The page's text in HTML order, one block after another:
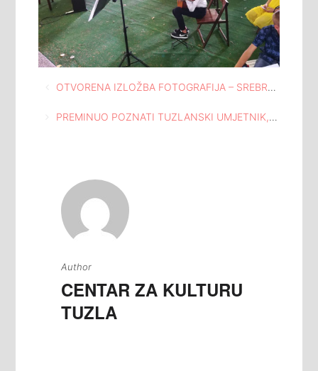
Navigacija
članaka
OTVORENA IZLOŽBA FOTOGRAFIJA – SREBRENICA: ZAJEDNO PROTIV VIRUSA PORICANJA U KUĆI I ATELJEU ISMET MUJEZINOVIĆ TUZLA
PREMINUO POZNATI TUZLANSKI UMJETNIK, GOSPODIN FERID PRCIĆ
Author
CENTAR ZA KULTURU
TUZLA